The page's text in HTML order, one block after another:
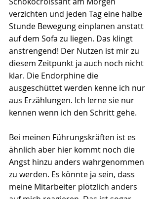
verzichten und jeden Tag eine halbe
Stunde Bewegung einplanen anstatt
auf dem Sofa zu liegen. Das klingt
anstrengend! Der Nutzen ist mir zu
diesem Zeitpunkt ja auch noch nicht
klar. Die Endorphine die
ausgeschüttet werden kenne ich nur
aus Erzählungen. Ich lerne sie nur
kennen wenn ich den Schritt gehe.
Bei meinen Führungskräften ist es
ähnlich aber hier kommt noch die
Angst hinzu anders wahrgenommen
zu werden. Es könnte ja sein, dass
meine Mitarbeiter plötzlich anders